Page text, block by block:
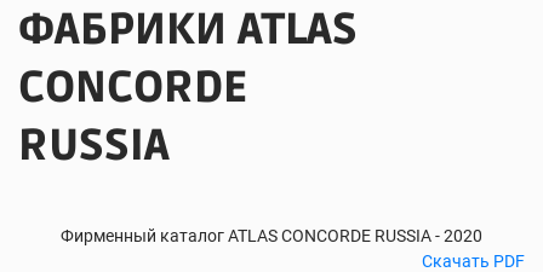
ФАБРИКИ ATLAS
CONCORDE
RUSSIA
Фирменный каталог ATLAS CONCORDE RUSSIA - 2020
Скачать PDF